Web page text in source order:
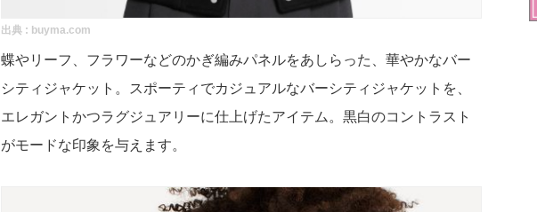
出典 : buyma.com
蝶やリーフ、フラワーなどのかぎ編みパネルをあしらった、華やかなバー
シティジャケット。スポーティでカジュアルなバーシティジャケットを、
エレガントかつラグジュアリーに仕上げたアイテム。黒白のコントラスト
がモードな印象を与えます。